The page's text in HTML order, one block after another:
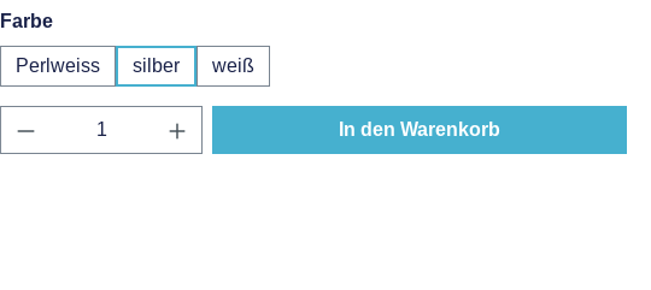
Farbeauswählen
Perlweiss silber weiß
Produkt Anzahl: Gib den gewünschten Wert ein
In den Warenkorb